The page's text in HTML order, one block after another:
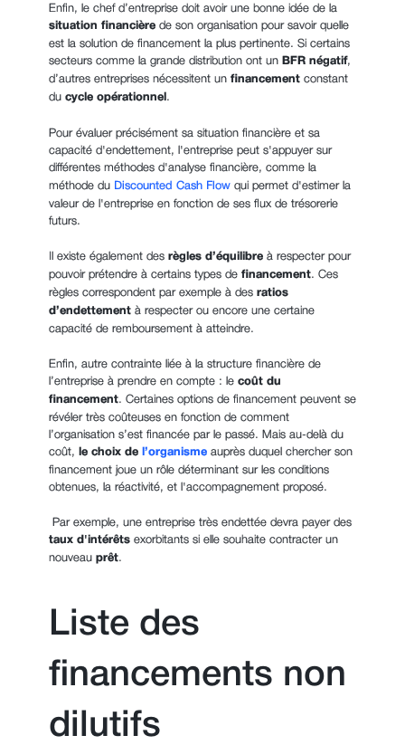
Enfin, le chef d’entreprise doit avoir une bonne idée de la
situation financière de son organisation pour savoir quelle
est la solution de financement la plus pertinente. Si certains
secteurs comme la grande distribution ont un BFR négatif,
d’autres entreprises nécessitent un financement constant
du cycle opérationnel.
Pour évaluer précisément sa situation financière et sa
capacité d'endettement, l'entreprise peut s'appuyer sur
différentes méthodes d'analyse financière, comme la
méthode du Discounted Cash Flow qui permet d'estimer la
valeur de l'entreprise en fonction de ses flux de trésorerie
futurs.
Il existe également des règles d’équilibre à respecter pour
pouvoir prétendre à certains types de financement. Ces
règles correspondent par exemple à des ratios
d’endettement à respecter ou encore une certaine
capacité de remboursement à atteindre.
Enfin, autre contrainte liée à la structure financière de
l’entreprise à prendre en compte : le coût du
financement. Certaines options de financement peuvent se
révéler très coûteuses en fonction de comment
l’organisation s’est financée par le passé. Mais au-delà du
coût, le choix de l’organisme auprès duquel chercher son
financement joue un rôle déterminant sur les conditions
obtenues, la réactivité, et l'accompagnement proposé.
Par exemple, une entreprise très endettée devra payer des
taux d'intérêts exorbitants si elle souhaite contracter un
nouveau prêt.
Liste des
financements non
dilutifs